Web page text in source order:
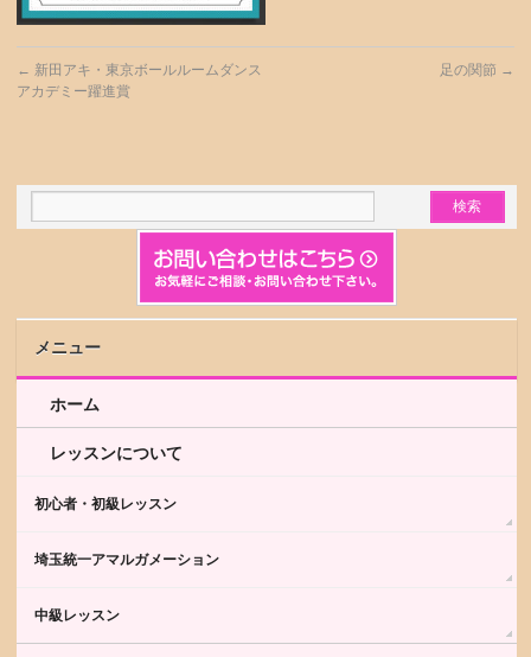
← 新田アキ・東京ボールルームダンス
アカデミー躍進賞
足の関節 →
メニュー
ホーム
レッスンについて
初心者・初級レッスン
埼玉統一アマルガメーション
中級レッスン